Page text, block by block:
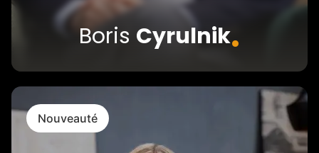
Boris Cyrulnik.
Nouveauté